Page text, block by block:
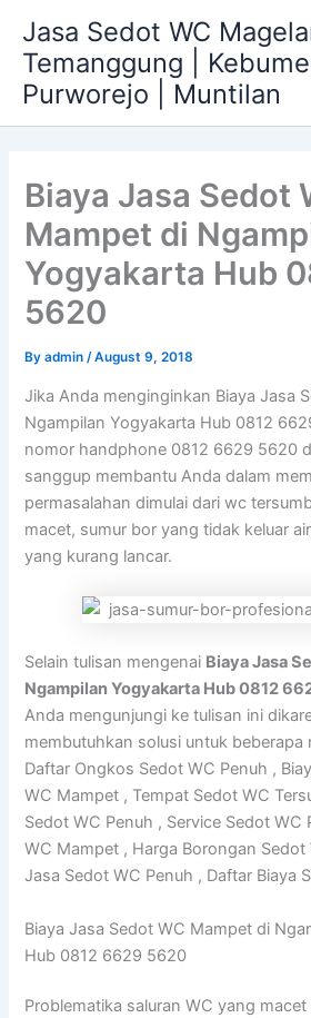
content
Jasa Sedot WC
Temanggung |
Purworejo | Muntilan
Biaya Jasa Sedot
Mampet di
Yogyakarta Hub
5620
Byadmin/August 9, 2018
Jika Anda menginginkan Biaya Jasa
Ngampilan Yogyakarta Hub 0812
nomor handphone 0812 6629 5620
sanggup membantu Anda dalam
permasalahan dimulai dari wc
macet, sumur bor yang tidak keluar
yang kurang lancar.
Selain tulisan mengenai Biaya Jasa
Ngampilan Yogyakarta Hub 0812
Anda mengunjungi ke tulisan ini
membutuhkan solusi untuk beberapa
Daftar Ongkos Sedot WC Penuh ,
WC Mampet , Tempat Sedot WC
Sedot WC Penuh , Service Sedot WC
WC Mampet , Harga Borongan Sedot
Jasa Sedot WC Penuh , Daftar Biaya
Biaya Jasa Sedot WC Mampet di
Hub 0812 6629 5620
Problematika saluran WC yang